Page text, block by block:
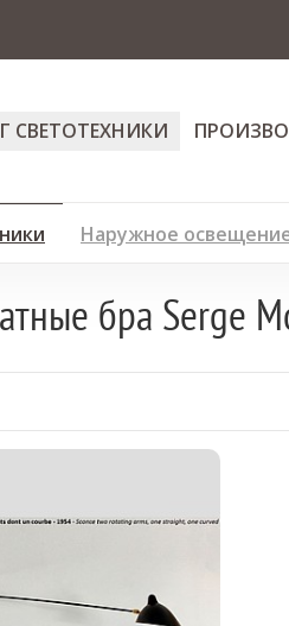
СВЕТОТЕХНИКИ
Наружное
бра Serge